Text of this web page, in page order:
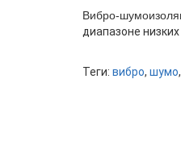
Вибро-
диапазоне низких
Теги: вибро, шумо,